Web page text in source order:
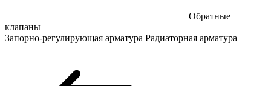
Обратные
клапаны
Запорно-регулирующая арматура Радиаторная арматура